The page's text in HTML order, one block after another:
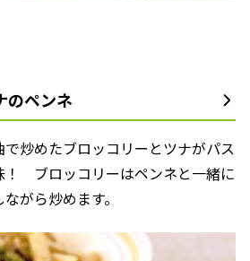
のペンネ
炒めたブロッコリーとツナがパス
！ ブロッコリーはペンネと一緒に
がら炒めます。